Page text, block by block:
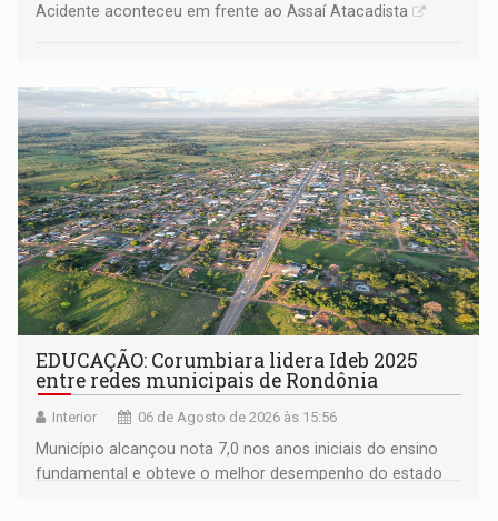
Acidente aconteceu em frente ao Assaí Atacadista
EDUCAÇÃO: Corumbiara lidera Ideb 2025
entre redes municipais de Rondônia
Interior 06 de Agosto de 2026 às 15:56
Município alcançou nota 7,0 nos anos iniciais do ensino
fundamental e obteve o melhor desempenho do estado